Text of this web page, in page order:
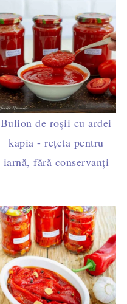
Bulion de roșii cu ardei
kapia - rețeta pentru
iarnă, fără conservanți